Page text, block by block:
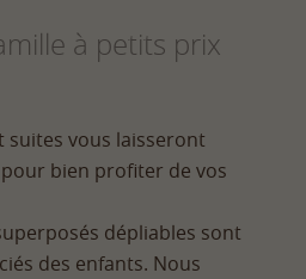
à petits prix
suites vous laisseront
bien profiter de vos
dépliables sont
des enfants. Nous